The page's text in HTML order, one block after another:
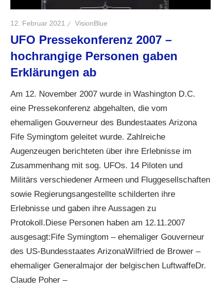
12. Februar 2021 VisionBlue
UFO Pressekonferenz 2007 –
hochrangige Personen gaben
Erklärungen ab
Am 12. November 2007 wurde in Washington D.C.
eine Pressekonferenz abgehalten, die vom
ehemaligen Gouverneur des Bundestaates Arizona
Fife Symingtom geleitet wurde. Zahlreiche
Augenzeugen berichteten über ihre Erlebnisse im
Zusammenhang mit sog. UFOs. 14 Piloten und
Militärs verschiedener Armeen und Fluggesellschaften
sowie Regierungsangestellte schilderten ihre
Erlebnisse und gaben ihre Aussagen zu
Protokoll.Diese Personen haben am 12.11.2007
ausgesagt:Fife Symingtom – ehemaliger Gouverneur
des US-Bundesstaates ArizonaWilfried de Brower –
ehemaliger Generalmajor der belgischen LuftwaffeDr.
Claude Poher –